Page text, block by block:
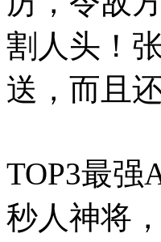
割人头！
送，而且
TOP3最强
秒人神将